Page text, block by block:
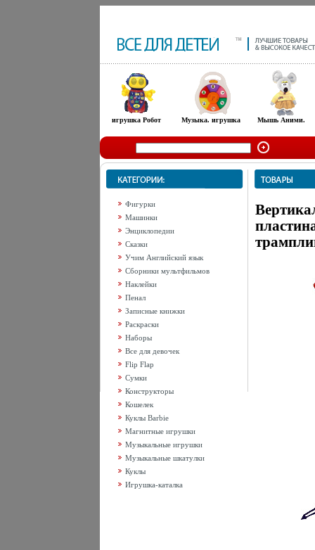
игрушка Робот Музыка. игрушка Мышь Аними.
Фигурки
Машинки
Энциклопедии
Сказки
Учим Английский язык
Сборники мультфильмов
Наклейки
Пенал
Записные книжки
Раскраски
Наборы
Все для девочек
Flip Flap
Сумки
Конструкторы
Кошелек
Куклы Barbie
Магнитные игрушки
Музыкальные игрушки
Музыкальные шкатулки
Куклы
Игрушка-каталка